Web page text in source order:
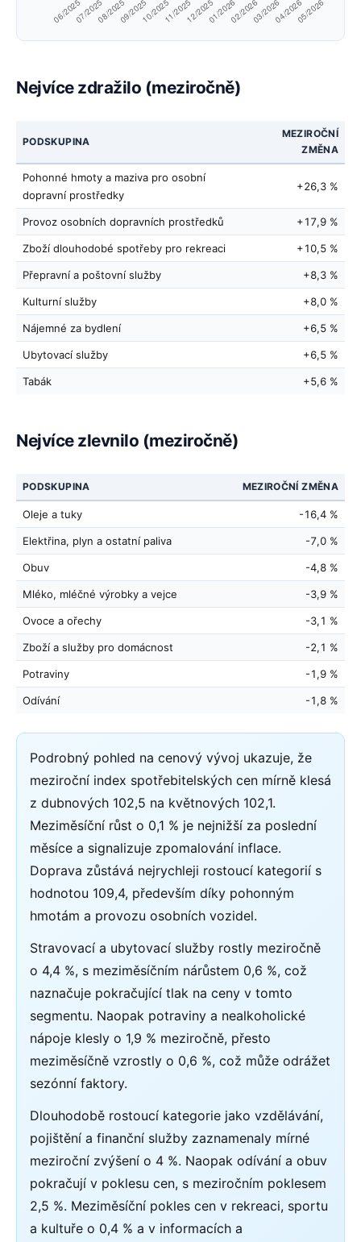
Nejvíce zdražilo (meziročně)
PODSKUPINA
MEZIROČNÍ
ZMĚNA
Pohonné hmoty a maziva pro osobní
dopravní prostředky
+26,3 %
Provoz osobních dopravních prostředků +17,9 %
Zboží dlouhodobé spotřeby pro rekreaci +10,5 %
Přepravní a poštovní služby +8,3 %
Kulturní služby +8,0 %
Nájemné za bydlení +6,5 %
Ubytovací služby +6,5 %
Tabák +5,6 %
Nejvíce zlevnilo (meziročně)
PODSKUPINA MEZIROČNÍ ZMĚNA
Oleje a tuky -16,4 %
Elektřina, plyn a ostatní paliva -7,0 %
Obuv -4,8 %
Mléko, mléčné výrobky a vejce -3,9 %
Ovoce a ořechy -3,1 %
Zboží a služby pro domácnost -2,1 %
Potraviny -1,9 %
Odívání -1,8 %
Podrobný pohled na cenový vývoj ukazuje, že
meziroční index spotřebitelských cen mírně klesá
z dubnových 102,5 na květnových 102,1.
Meziměsíční růst o 0,1 % je nejnižší za poslední
měsíce a signalizuje zpomalování inflace.
Doprava zůstává nejrychleji rostoucí kategorií s
hodnotou 109,4, především díky pohonným
hmotám a provozu osobních vozidel.
Stravovací a ubytovací služby rostly meziročně
o 4,4 %, s meziměsíčním nárůstem 0,6 %, což
naznačuje pokračující tlak na ceny v tomto
segmentu. Naopak potraviny a nealkoholické
nápoje klesly o 1,9 % meziročně, přesto
meziměsíčně vzrostly o 0,6 %, což může odrážet
sezónní faktory.
Dlouhodobě rostoucí kategorie jako vzdělávání,
pojištění a finanční služby zaznamenaly mírné
meziroční zvýšení o 4 %. Naopak odívání a obuv
pokračují v poklesu cen, s meziročním poklesem
2,5 %. Meziměsíční pokles cen v rekreaci, sportu
a kultuře o 0,4 % a v informacích a